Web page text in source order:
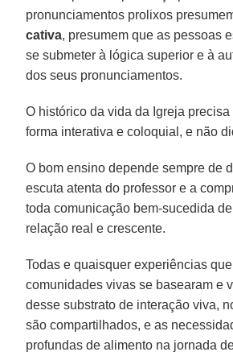
pronunciamentos prolixos
cativa, presumem que as pessoas
se submeter à lógica superior e à
dos seus pronunciamentos.
O histórico da vida da Igreja
forma interativa e coloquial, e não
O bom ensino depende sempre de
escuta atenta do professor e a
toda comunicação bem-sucedida
relação real e crescente.
Todas e quaisquer experiências
comunidades vivas se basearam e
desse substrato de interação viva,
são compartilhados, e as
profundas de alimento na jornada